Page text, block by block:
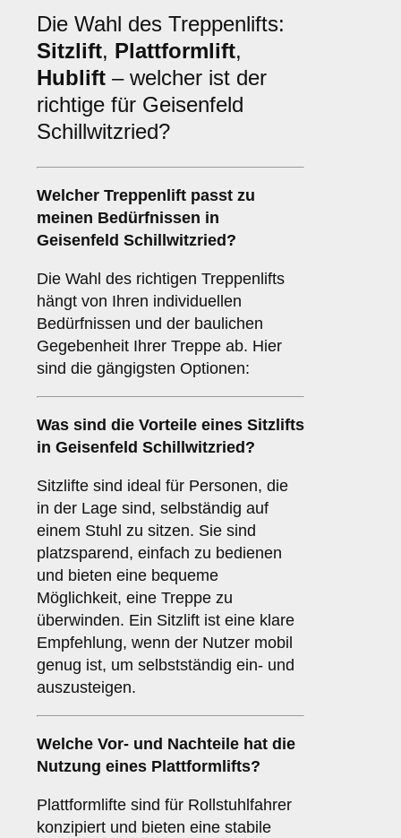
Die Wahl des Treppenlifts:
Sitzlift, Plattformlift,
Hublift – welcher ist der
richtige für Geisenfeld
Schillwitzried?
Welcher Treppenlift passt zu
meinen Bedürfnissen in
Geisenfeld Schillwitzried?
Die Wahl des richtigen Treppenlifts
hängt von Ihren individuellen
Bedürfnissen und der baulichen
Gegebenheit Ihrer Treppe ab. Hier
sind die gängigsten Optionen:
Was sind die Vorteile eines Sitzlifts
in Geisenfeld Schillwitzried?
Sitzlifte sind ideal für Personen, die
in der Lage sind, selbständig auf
einem Stuhl zu sitzen. Sie sind
platzsparend, einfach zu bedienen
und bieten eine bequeme
Möglichkeit, eine Treppe zu
überwinden. Ein Sitzlift ist eine klare
Empfehlung, wenn der Nutzer mobil
genug ist, um selbstständig ein- und
auszusteigen.
Welche Vor- und Nachteile hat die
Nutzung eines Plattformlifts?
Plattformlifte sind für Rollstuhlfahrer
konzipiert und bieten eine stabile